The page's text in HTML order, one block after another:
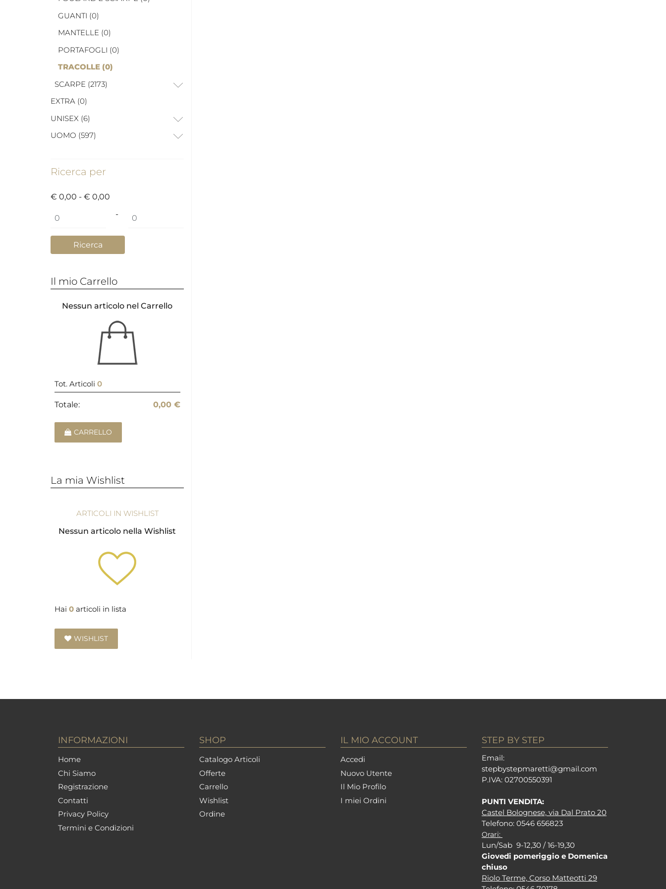
GUANTI (0)
MANTELLE (0)
PORTAFOGLI (0)
TRACOLLE (0)
SCARPE (2173)
EXTRA (0)
UNISEX (6)
UOMO (597)
Ricerca per
€ 0,00 - € 0,00
Prezzo minimo
- Prezzo massimo
Il mio Carrello
Nessun articolo nel Carrello
Tot. Articoli 0
Totale: 0,00 €
CARRELLO
La mia Wishlist
ARTICOLI IN WISHLIST
Nessun articolo nella Wishlist
Hai 0 articoli in lista
WISHLIST
INFORMAZIONI
Home
Chi Siamo
Registrazione
Contatti
Privacy Policy
Termini e Condizioni
SHOP
Catalogo Articoli
Offerte
Carrello
Wishlist
Ordine
IL MIO ACCOUNT
Accedi
Nuovo Utente
Il Mio Profilo
I miei Ordini
STEP BY STEP
Email:
stepbystepmaretti@gmail.com
P.IVA: 02700550391
PUNTI VENDITA:
Castel Bolognese, via Dal Prato 20
Telefono: 0546 656823
Orari:
Lun/Sab 9-12,30 / 16-19,30
Giovedi pomeriggio e Domenica
chiuso
Riolo Terme, Corso Matteotti 29